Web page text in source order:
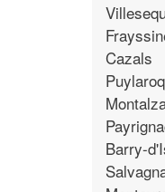
Cazals
Barry-